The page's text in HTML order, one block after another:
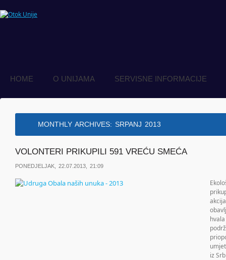
HOME O UNIJAMA SERVISNE INFORMACIJE
MONTHLY ARCHIVES: SRPANJ 2013
VOLONTERI PRIKUPILI 591 VREĆU SMEĆA
PONEDJELJAK, 22.07.2013, 21:09
iz